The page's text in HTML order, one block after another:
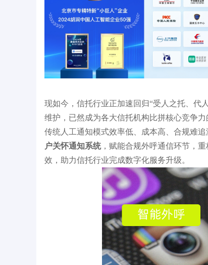
现如今，信托行业正加速回归“受人之托、代
维护，已然成为各大信托机构比拼核心竞争
传统人工通知模式效率低、成本高、合规难追
户关怀通知系统，赋能合规外呼通信环节，
效，助力信托行业完成数字化服务升级。
基恩士合作得助智能外呼机器人案例：日
呼800，效率较人工提升4倍